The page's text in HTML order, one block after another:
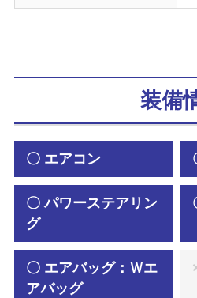
装備
〇 エアコン
〇 パワーステアリン
グ
〇 エアバッグ：Ｗエ
アバッグ